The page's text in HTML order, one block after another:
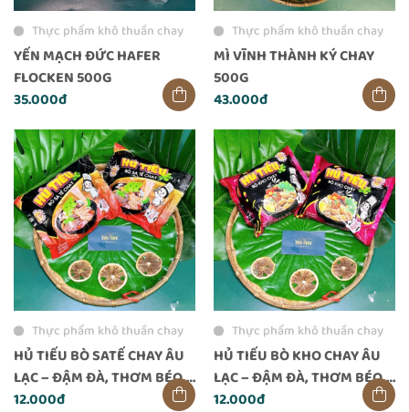
Thực phẩm khô thuần chay
YẾN MẠCH ĐỨC HAFER
FLOCKEN 500G
35.000đ
Thực phẩm khô thuần chay
MÌ VĨNH THÀNH KÝ CHAY
500G
43.000đ
Thực phẩm khô thuần chay
HỦ TIẾU BÒ SATẾ CHAY ÂU
LẠC – ĐẬM ĐÀ, THƠM BÉO,
ĂN LIỀN TIỆN LỢI
12.000đ
Thực phẩm khô thuần chay
HỦ TIẾU BÒ KHO CHAY ÂU
LẠC – ĐẬM ĐÀ, THƠM BÉO,
TIỆN LỢI ĂN LIỀN
12.000đ